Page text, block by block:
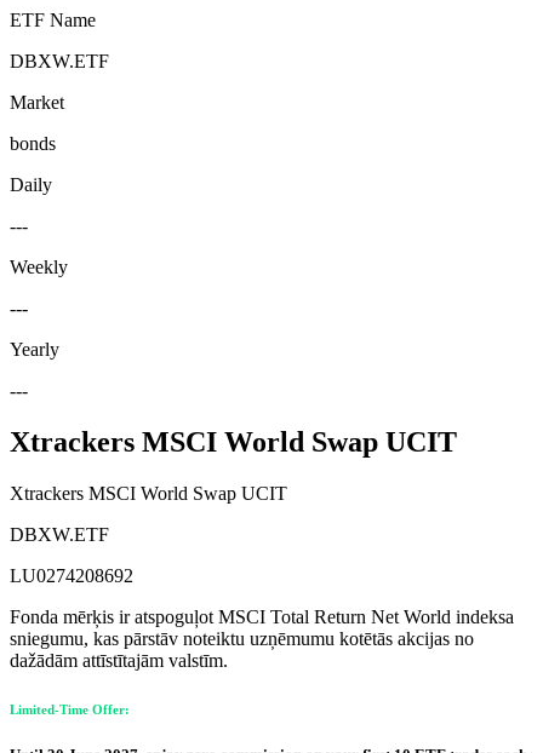
ETF Name
DBXW.ETF
Market
bonds
Daily
---
Weekly
---
Yearly
---
Xtrackers MSCI World Swap UCIT
Xtrackers MSCI World Swap UCIT
DBXW.ETF
LU0274208692
Fonda mērķis ir atspoguļot MSCI Total Return Net World indeksa
sniegumu, kas pārstāv noteiktu uzņēmumu kotētās akcijas no
dažādām attīstītajām valstīm.
Limited-Time Offer: